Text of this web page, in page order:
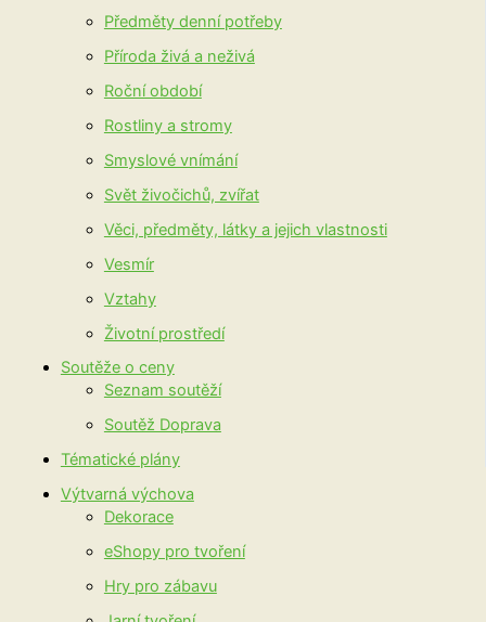
Předměty denní potřeby
Příroda živá a neživá
Roční období
Rostliny a stromy
Smyslové vnímání
Svět živočichů, zvířat
Věci, předměty, látky a jejich vlastnosti
Vesmír
Vztahy
Životní prostředí
Soutěže o ceny
Seznam soutěží
Soutěž Doprava
Tématické plány
Výtvarná výchova
Dekorace
eShopy pro tvoření
Hry pro zábavu